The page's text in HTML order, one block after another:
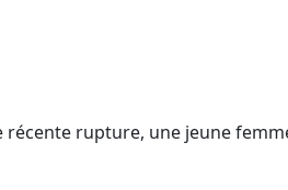
récente rupture, une jeune